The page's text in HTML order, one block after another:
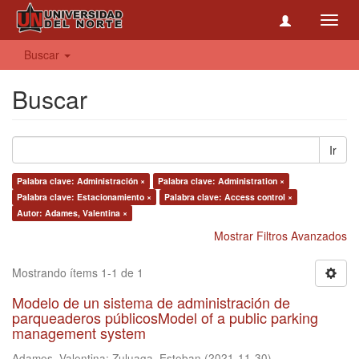
Buscar
Buscar
Ir
Palabra clave: Administración ×
Palabra clave: Administration ×
Palabra clave: Estacionamiento ×
Palabra clave: Access control ×
Autor: Adames, Valentina ×
Mostrar Filtros Avanzados
Mostrando ítems 1-1 de 1
Modelo de un sistema de administración de
parqueaderos públicosModel of a public parking
management system